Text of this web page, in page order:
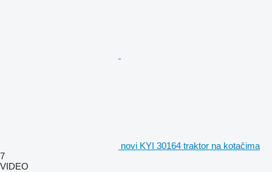
novi KYI 30164 traktor na kotačima
7
VIDEO